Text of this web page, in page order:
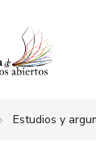
Estudios y